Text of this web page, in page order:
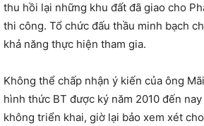
thu hồi lại những khu đất đã giao cho
thi công. Tổ chức đấu thầu minh bạch
khả năng thực hiện tham gia.
Không thể chấp nhận ý kiến của ông
hình thức BT được ký năm 2010 đến nay
không triển khai, giờ lại bảo xem xét